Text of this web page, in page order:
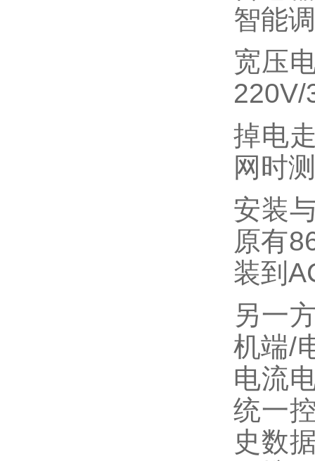
智能
宽压
220V/
掉电
网时
安装
原有
装到
另一
机端/
电流
统一
史数